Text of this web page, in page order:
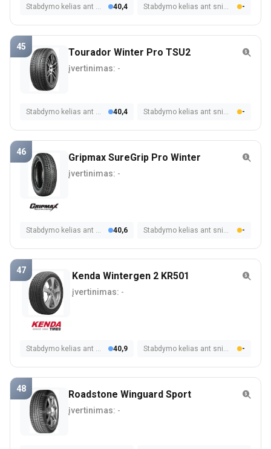
Stabdymo kelias ant šlapios dangos 40,4 Stabdymo kelias ant sniego -
45 Tourador Winter Pro TSU2
įvertinimas: -
Stabdymo kelias ant šlapios dangos 40,4 Stabdymo kelias ant sniego -
46 Gripmax SureGrip Pro Winter
įvertinimas: -
Stabdymo kelias ant šlapios dangos 40,6 Stabdymo kelias ant sniego -
47 Kenda Wintergen 2 KR501
įvertinimas: -
Stabdymo kelias ant šlapios dangos 40,9 Stabdymo kelias ant sniego -
48 Roadstone Winguard Sport
įvertinimas: -